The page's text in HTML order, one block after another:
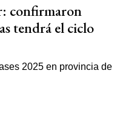
confirmaron
tendrá el ciclo